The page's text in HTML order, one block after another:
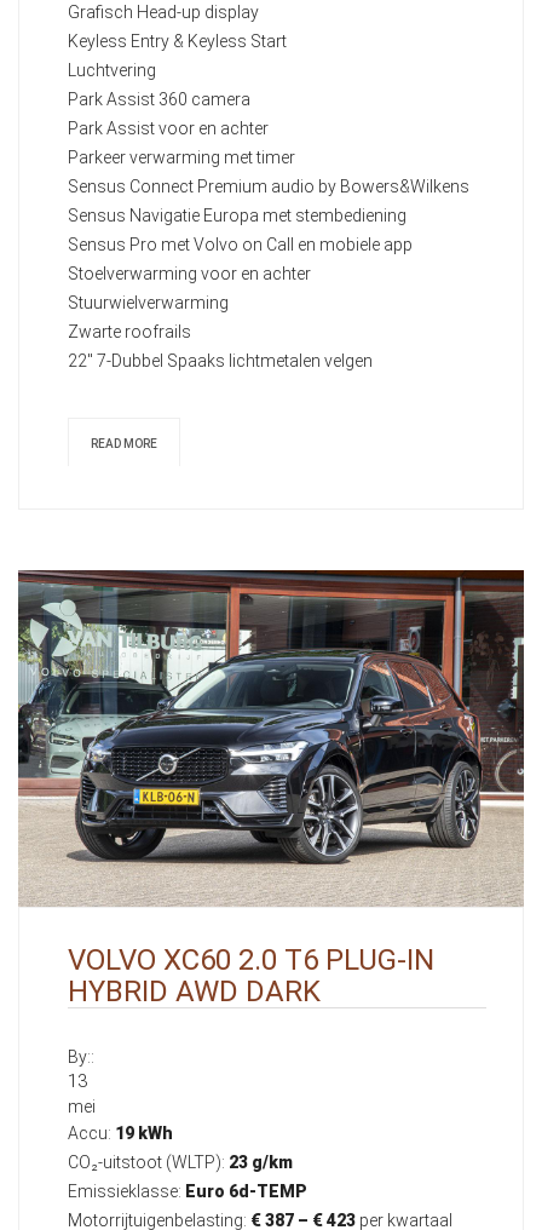
Grafisch Head-up display
Keyless Entry & Keyless Start
Luchtvering
Park Assist 360 camera
Park Assist voor en achter
Parkeer verwarming met timer
Sensus Connect Premium audio by Bowers&Wilkens
Sensus Navigatie Europa met stembediening
Sensus Pro met Volvo on Call en mobiele app
Stoelverwarming voor en achter
Stuurwielverwarming
Zwarte roofrails
22" 7-Dubbel Spaaks lichtmetalen velgen
READ MORE
VOLVO XC60 2.0 T6 PLUG-IN
HYBRID AWD DARK
By::
13
mei
Accu: 19 kWh
CO₂-uitstoot (WLTP): 23 g/km
Emissieklasse: Euro 6d-TEMP
Motorrijtuigenbelasting: € 387 – € 423 per kwartaal